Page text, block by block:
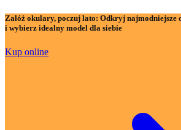
Załóż okulary, poczuj lato: Odkryj najmodniejsze
i wybierz idealny model dla siebie
Kup online